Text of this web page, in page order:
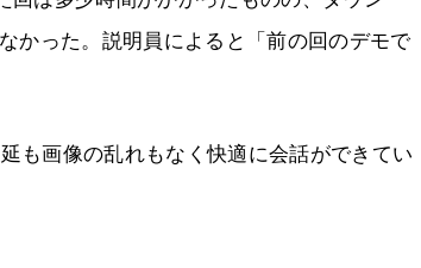
かった。説明員によると「前の回のデモで
も画像の乱れもなく快適に会話ができてい